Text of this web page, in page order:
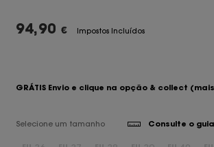
94,90 € Impostos Incluídos
GRÁTIS Envio e clique na opção & collect
Selecione um tamanho Consulte o